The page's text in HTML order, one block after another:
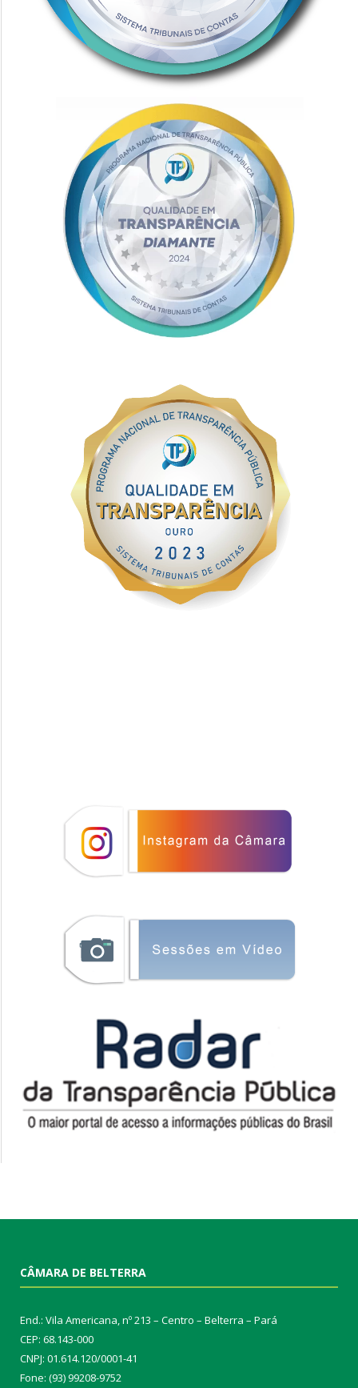
CÂMARA DE BELTERRA
End.: Vila Americana, nº 213 – Centro – Belterra – Pará
CEP: 68.143-000
CNPJ: 01.614.120/0001-41
Fone: (93) 99208-9752